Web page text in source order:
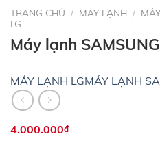
TRANG CHỦ / MÁY LẠNH /
LG
Máy lạnh
MÁY LẠNH LGMÁY LẠNH
4.000.000₫